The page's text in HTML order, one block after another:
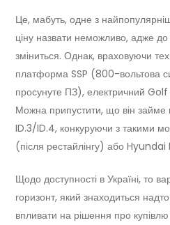
Це, мабуть, одне з
ціну назвати неможливо, адже
зміниться. Однак, враховуючи
платформа SSP (800-вольтова
просунуте ПЗ), електричний
Можна припустити, що він займе
ID.3/ID.4, конкуруючи з такими
(після рестайлінгу) або
Щодо доступності в Україні, то
горизонт, який знаходиться
впливати на рішення про